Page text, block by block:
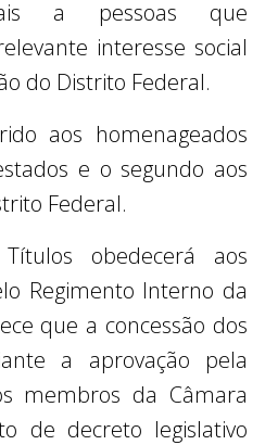
a pessoas que
interesse social
do Distrito Federal.
aos homenageados
e o segundo aos
Federal.
obedecerá aos
Regimento Interno da
que a concessão dos
a aprovação pela
membros da Câmara
de decreto legislativo